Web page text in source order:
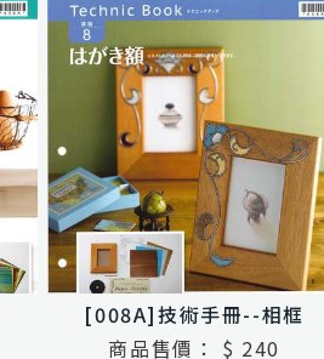
[008A]技術手冊--相框
商品售價：
$ 240